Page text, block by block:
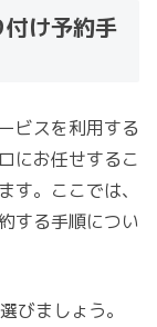
け予約手
ビスを利用する
にお任せするこ
す。ここでは、
する手順につい
びましょう。